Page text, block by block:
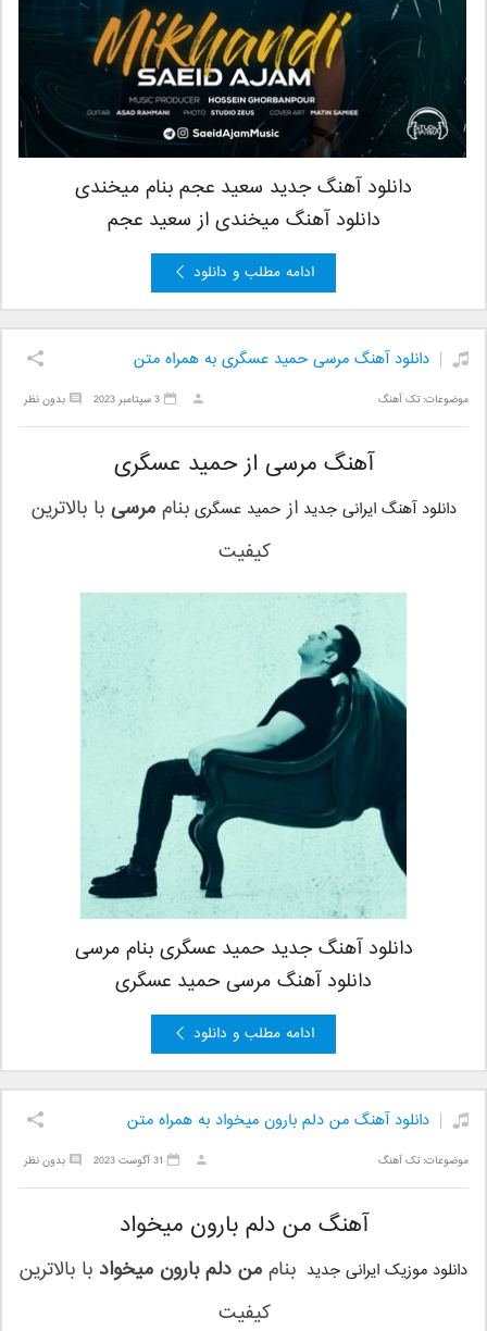
دانلود آهنگ جدید سعید عجم بنام میخندی
دانلود آهنگ میخندی از سعید عجم
ادامه مطلب و دانلود
دانلود آهنگ مرسی حمید عسگری به همراه متن
موضوعات:تک آهنگ بدون نظر 3 سپتامبر 2023
آهنگ مرسی از حمید عسگری
دانلود آهنگ ایرانی جدیدازحمید عسگری بنام مرسیبا بالاترین
کیفیت
دانلود آهنگ جدید حمید عسگری بنام مرسی
دانلود آهنگ مرسی حمید عسگری
ادامه مطلب و دانلود
دانلود آهنگ من دلم بارون میخواد به همراه متن
موضوعات:تک آهنگ بدون نظر 31 آگوست 2023
آهنگ من دلم بارون میخواد
دانلود موزیک ایرانی جدید بنام من دلم بارون میخواد با بالاترین
کیفیت